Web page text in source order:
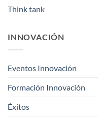
Think tank
INNOVACIÓN
Eventos Innovación
Formación Innovación
Éxitos